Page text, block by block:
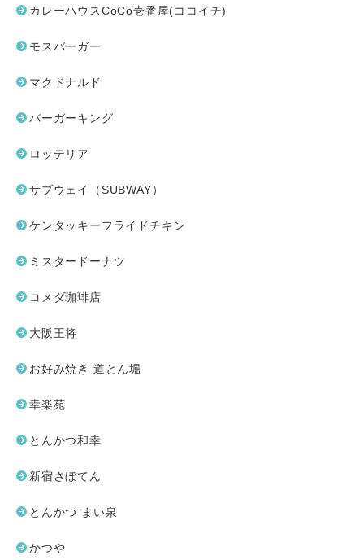
カレーハウスCoCo壱番屋(ココイチ)
モスバーガー
マクドナルド
バーガーキング
ロッテリア
サブウェイ（SUBWAY）
ケンタッキーフライドチキン
ミスタードーナツ
コメダ珈琲店
大阪王将
お好み焼き 道とん堀
幸楽苑
とんかつ和幸
新宿さぼてん
とんかつ まい泉
かつや